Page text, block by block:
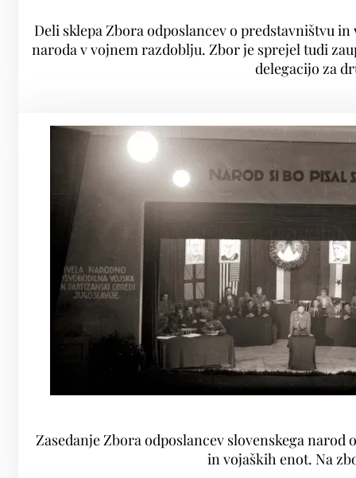
Deli sklepa Zbora odposlancev o predstavništvu
naroda v vojnem razdoblju. Zbor je sprejel tudi
delegacijo za
Zasedanje Zbora odposlancev slovenskega
in vojaških enot. Na